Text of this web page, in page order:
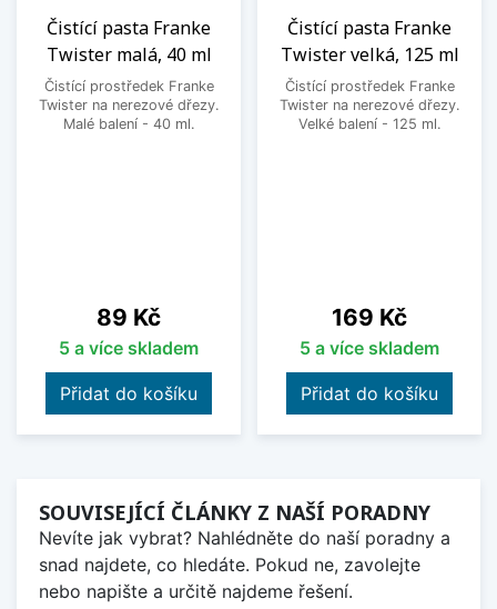
Čistící pasta Franke
Twister malá, 40 ml
Čistící prostředek Franke
Twister na nerezové dřezy.
Malé balení - 40 ml.
Cena
89 Kč
5 a více skladem
Přidat do košíku
Čistící pasta Franke
Twister velká, 125 ml
Čistící prostředek Franke
Twister na nerezové dřezy.
Velké balení - 125 ml.
Cena
169 Kč
5 a více skladem
Přidat do košíku
SOUVISEJÍCÍ ČLÁNKY Z NAŠÍ PORADNY
Nevíte jak vybrat? Nahlédněte do naší poradny a
snad najdete, co hledáte. Pokud ne, zavolejte
nebo napište a určitě najdeme řešení.